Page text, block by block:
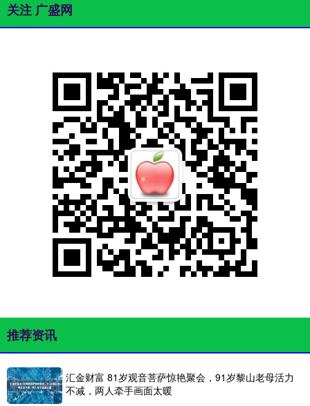
关注 广盛网
推荐资讯
汇金财富 81岁观音菩萨惊艳聚会，91岁黎山老母活力
不减，两人牵手画面太暖